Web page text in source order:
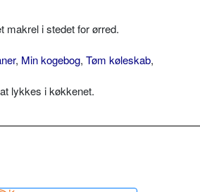
makrel i stedet for ørred.
, Min kogebog, Tøm køleskab,
lykkes i køkkenet.